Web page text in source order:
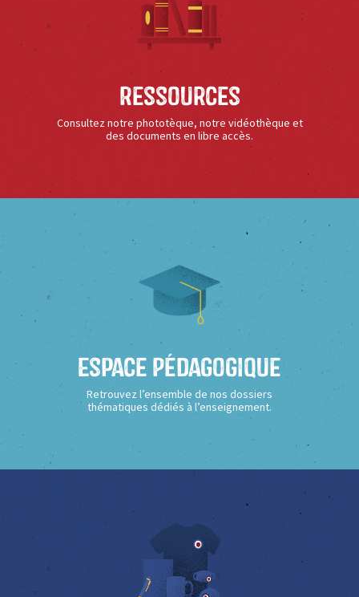
Ressources
Consultez notre phototèque, notre vidéothèque et
des documents en libre accès.
Espace Pédagogique
Retrouvez l’ensemble de nos dossiers
thématiques dédiés à l’enseignement.